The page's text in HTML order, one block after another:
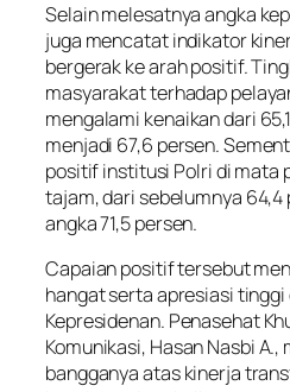
Selain melesatnya angka
juga mencatat indikator
bergerak ke arah positif.
masyarakat terhadap
mengalami kenaikan dari
menjadi 67,6 persen.
positif institusi Polri di mata
tajam, dari sebelumnya
angka 71,5 persen.
Capaian positif tersebut
hangat serta apresiasi tinggi
Kepresidenan. Penasehat
Komunikasi, Hasan Nasbi
bangganya atas kinerja